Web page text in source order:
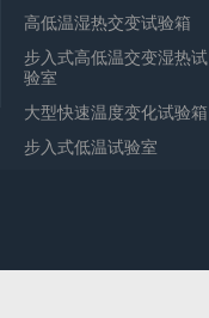
高低温湿热交变试验箱
步入式高低温交变湿热试
验室
大型快速温度变化试验箱
步入式低温试验室